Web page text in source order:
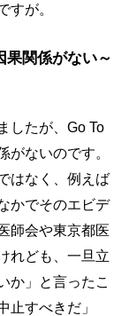
すが。
果関係がない～
したが、Go To
がないのです。
はなく、例えば
かでそのエビデ
師会や東京都医
れども、一旦立
か」と言ったこ
止すべきだ」